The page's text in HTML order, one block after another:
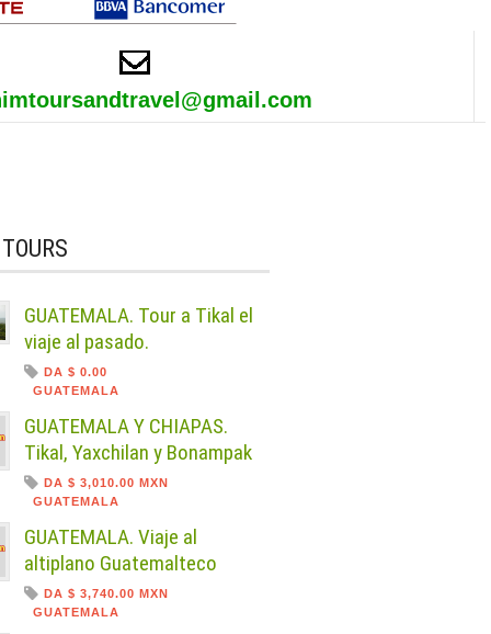
GUATEMALA. Tour a Tikal el
viaje al pasado.
DA $ 0.00
GUATEMALA
GUATEMALA Y CHIAPAS.
Tikal, Yaxchilan y Bonampak
DA $ 3,010.00 MXN
GUATEMALA
GUATEMALA. Viaje al
altiplano Guatemalteco
DA $ 3,740.00 MXN
GUATEMALA